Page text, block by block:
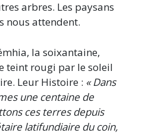
arbres. Les paysans
nous attendent.
la soixantaine,
teint rougi par le soleil
Leur Histoire : « Dans
une centaine de
ces terres depuis
latifundiaire du coin,